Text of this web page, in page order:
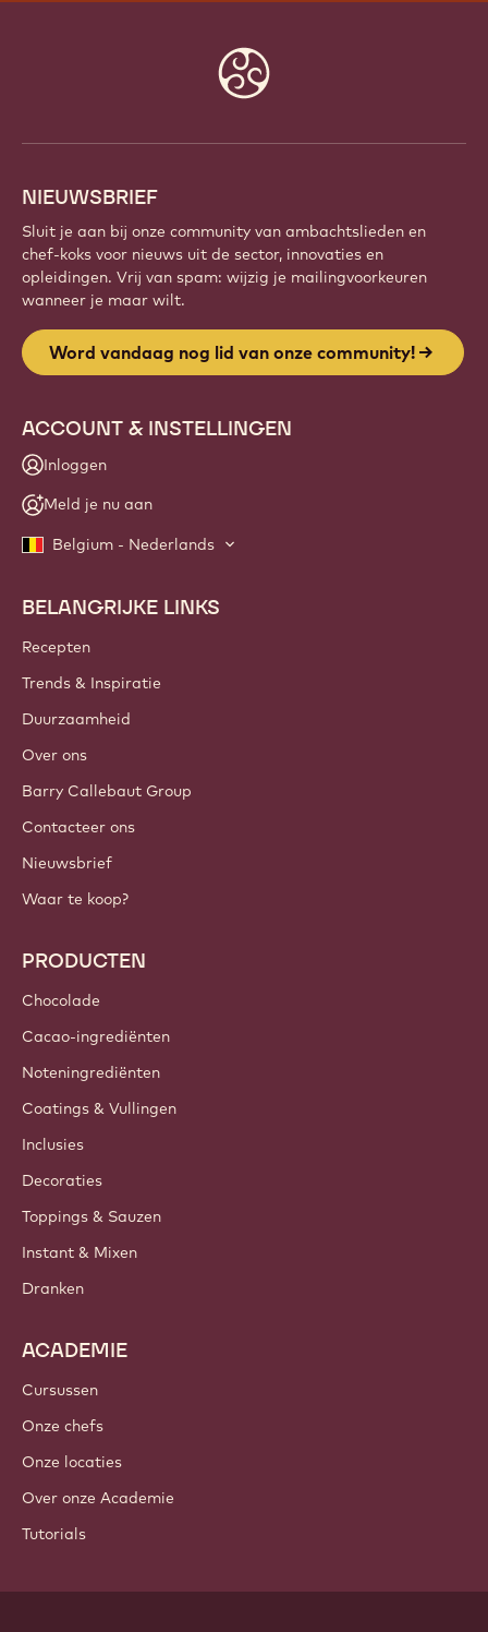
NIEUWSBRIEF
Sluit je aan bij onze community van ambachtslieden en
chef-koks voor nieuws uit de sector, innovaties en
opleidingen. Vrij van spam: wijzig je mailingvoorkeuren
wanneer je maar wilt.
Word vandaag nog lid van onze community!
ACCOUNT & INSTELLINGEN
Inloggen
Meld je nu aan
Belgium - Nederlands
Footer
Callebaut
BELANGRIJKE LINKS
Recepten
Trends & Inspiratie
Duurzaamheid
Over ons
Barry Callebaut Group
Contacteer ons
Nieuwsbrief
Waar te koop?
PRODUCTEN
Chocolade
Cacao-ingrediënten
Noteningrediënten
Coatings & Vullingen
Inclusies
Decoraties
Toppings & Sauzen
Instant & Mixen
Dranken
ACADEMIE
Cursussen
Onze chefs
Onze locaties
Over onze Academie
Tutorials